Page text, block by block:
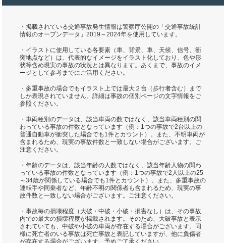
・掲載されている交通事故発生情報は警察庁公開の「交通事故統計
情報のオープンデータ」2019～2024年を使用しています。
・イラストに使用している各要素（車、背景、車、天候、信号、衝
突地点など）は、代表的なイメージをイラスト化しており、色や形
状等含め現実の事故の状況とは異なります。あくまで、事故のイメ
ージとして参考までにご活用ください。
・多重事故の場合でもイラスト上では最大２台（歩行者含む）まで
しか表現されていません。詳細は事故の個別ページの文字情報をご
参照ください。
・車両種別のデータは、該当車両の数ではなく、該当車両種別の関
わっている事故の件数となっています（例：1つの事故で2台以上の
普通自動車が衝突した場合でも1件とカウント）。また、不明車両が
含まれるため、現実の事故件数と一致しない場合がございます。ご
注意ください。
・年齢のデータは、該当年齢の人数ではなく、該当年齢人物の関わ
っている事故の件数となっています（例：1つの事故で2人以上の25
～34歳が関係している場合でも1件とカウント）。また、多重事故の
運転手や同乗者など、年齢不明の関係者も含まれるため、現実の事
故件数と一致しない場合がございます。ご注意ください。
・事故毎の損壊程度（大破・中破・小破・損害なし）は、その事故
内での最大の損壊程度が掲載されます。そのため、大破事故と表示
されていても、中破や小破の車両が存在する場合がございます。同
様に死亡者のいる事故は死亡事故と表記していますが、他に負傷者
が存在する場合がございます。予めご了承ください。